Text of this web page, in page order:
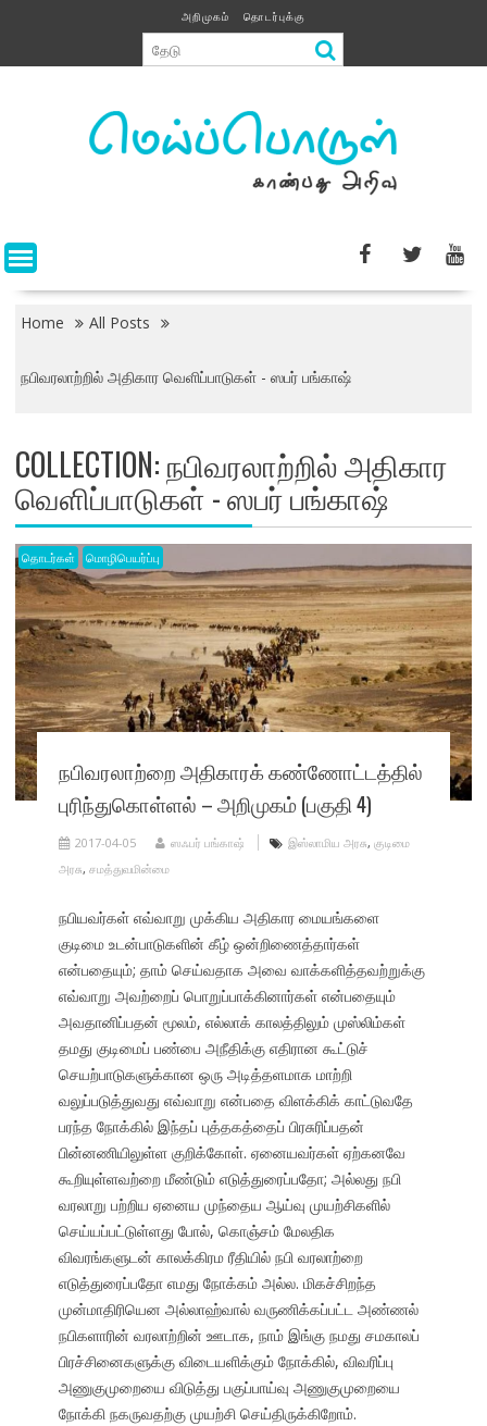
content
அறிமுகம் தொடர்புக்கு
Home All Posts
நபிவரலாற்றில் அதிகார வெளிப்பாடுகள் - ஸபர் பங்காஷ்
COLLECTION:நபிவரலாற்றில் அதிகார
வெளிப்பாடுகள் - ஸபர் பங்காஷ்
தொடர்கள் மொழிபெயர்ப்பு
நபிவரலாற்றை அதிகாரக் கண்ணோட்டத்தில்
புரிந்துகொள்ளல் – அறிமுகம் (பகுதி 4)
2017-04-05 ஸஃபர் பங்காஷ் இஸ்லாமிய அரசு, குடிமை
அரசு, சமத்துவமின்மை
நபியவர்கள் எவ்வாறு முக்கிய அதிகார மையங்களை
குடிமை உடன்பாடுகளின் கீழ் ஒன்றிணைத்தார்கள்
என்பதையும்; தாம் செய்வதாக அவை வாக்களித்தவற்றுக்கு
எவ்வாறு அவற்றைப் பொறுப்பாக்கினார்கள் என்பதையும்
அவதானிப்பதன் மூலம், எல்லாக் காலத்திலும் முஸ்லிம்கள்
தமது குடிமைப் பண்பை அநீதிக்கு எதிரான கூட்டுச்
செயற்பாடுகளுக்கான ஒரு அடித்தளமாக மாற்றி
வலுப்படுத்துவது எவ்வாறு என்பதை விளக்கிக் காட்டுவதே
பரந்த நோக்கில் இந்தப் புத்தகத்தைப் பிரசுரிப்பதன்
பின்னணியிலுள்ள குறிக்கோள். ஏனையவர்கள் ஏற்கனவே
கூறியுள்ளவற்றை மீண்டும் எடுத்துரைப்பதோ; அல்லது நபி
வரலாறு பற்றிய ஏனைய முந்தைய ஆய்வு முயற்சிகளில்
செய்யப்பட்டுள்ளது போல், கொஞ்சம் மேலதிக
விவரங்களுடன் காலக்கிரம ரீதியில் நபி வரலாற்றை
எடுத்துரைப்பதோ எமது நோக்கம் அல்ல. மிகச்சிறந்த
முன்மாதிரியென அல்லாஹ்வால் வருணிக்கப்பட்ட அண்ணல்
நபிகளாரின் வரலாற்றின் ஊடாக, நாம் இங்கு நமது சமகாலப்
பிரச்சினைகளுக்கு விடையளிக்கும் நோக்கில், விவரிப்பு
அணுகுமுறையை விடுத்து பகுப்பாய்வு அணுகுமுறையை
நோக்கி நகருவதற்கு முயற்சி செய்திருக்கிறோம்.